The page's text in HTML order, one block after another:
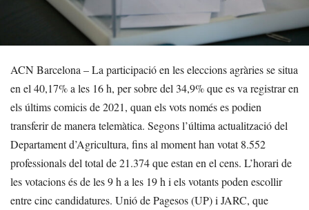
ACN Barcelona – La participació en les eleccions agràries se situa
en el 40,17% a les 16 h, per sobre del 34,9% que es va registrar en
els últims comicis de 2021, quan els vots només es podien
transferir de manera telemàtica. Segons l’última actualització del
Departament d’Agricultura, fins al moment han votat 8.552
professionals del total de 21.374 que estan en el cens. L’horari de
les votacions és de les 9 h a les 19 h i els votants poden escollir
entre cinc candidatures. Unió de Pagesos (UP) i JARC, que